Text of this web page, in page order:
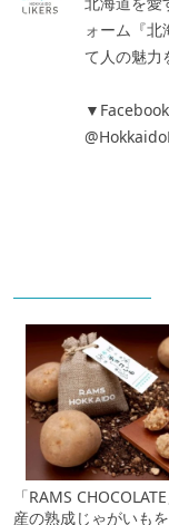
ォーム『
て人の魅力
「RAMS
産の熟成じゃがいも